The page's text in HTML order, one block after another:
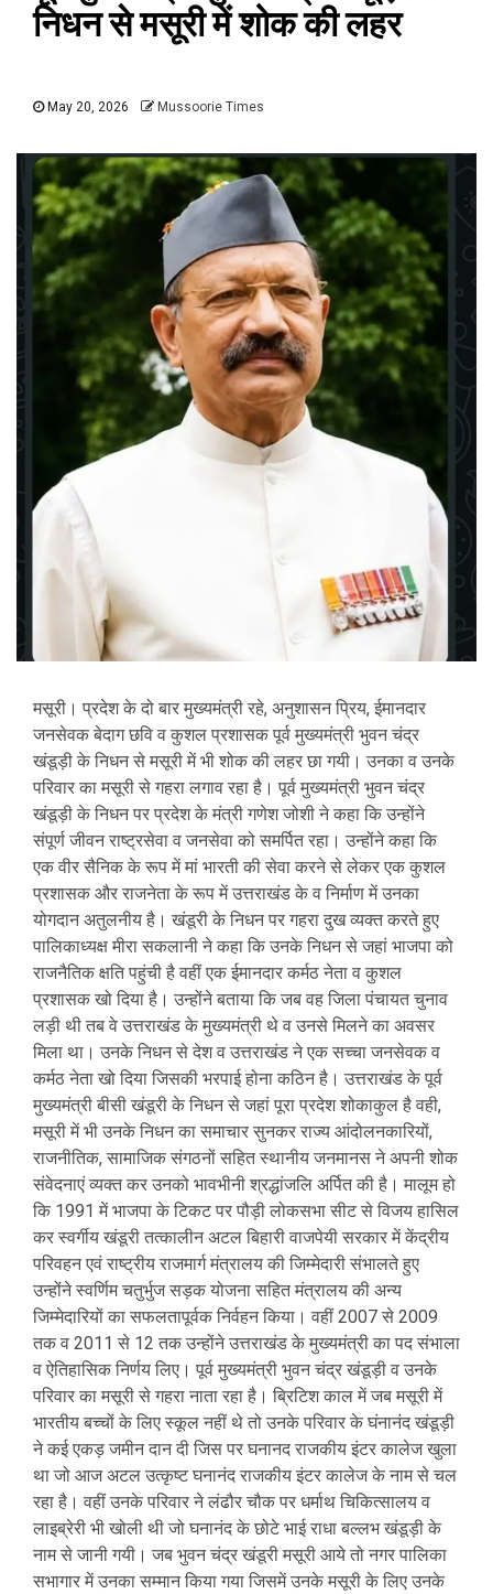
निधन से मसूरी में शोक की लहर
May 20, 2026 Mussoorie Times
मसूरी। प्रदेश के दो बार मुख्यमंत्री रहे, अनुशासन प्रिय, ईमानदार
जनसेवक बेदाग छवि व कुशल प्रशासक पूर्व मुख्यमंत्री भुवन चंद्र
खंडूड़ी के निधन से मसूरी में भी शोक की लहर छा गयी। उनका व उनके
परिवार का मसूरी से गहरा लगाव रहा है। पूर्व मुख्यमंत्री भुवन चंद्र
खंडूड़ी के निधन पर प्रदेश के मंत्री गणेश जोशी ने कहा कि उन्होंने
संपूर्ण जीवन राष्ट्रसेवा व जनसेवा को समर्पित रहा। उन्होंने कहा कि
एक वीर सैनिक के रूप में मां भारती की सेवा करने से लेकर एक कुशल
प्रशासक और राजनेता के रूप में उत्तराखंड के व निर्माण में उनका
योगदान अतुलनीय है। खंडूरी के निधन पर गहरा दुख व्यक्त करते हुए
पालिकाध्यक्ष मीरा सकलानी ने कहा कि उनके निधन से जहां भाजपा को
राजनैतिक क्षति पहुंची है वहीं एक ईमानदार कर्मठ नेता व कुशल
प्रशासक खो दिया है। उन्होंने बताया कि जब वह जिला पंचायत चुनाव
लड़ी थी तब वे उत्तराखंड के मुख्यमंत्री थे व उनसे मिलने का अवसर
मिला था। उनके निधन से देश व उत्तराखंड ने एक सच्चा जनसेवक व
कर्मठ नेता खो दिया जिसकी भरपाई होना कठिन है। उत्तराखंड के पूर्व
मुख्यमंत्री बीसी खंडूरी के निधन से जहां पूरा प्रदेश शोकाकुल है वही,
मसूरी में भी उनके निधन का समाचार सुनकर राज्य आंदोलनकारियों,
राजनीतिक, सामाजिक संगठनों सहित स्थानीय जनमानस ने अपनी शोक
संवेदनाएं व्यक्त कर उनको भावभीनी श्रद्धांजलि अर्पित की है। मालूम हो
कि 1991 में भाजपा के टिकट पर पौड़ी लोकसभा सीट से विजय हासिल
कर स्वर्गीय खंडूरी तत्कालीन अटल बिहारी वाजपेयी सरकार में केंद्रीय
परिवहन एवं राष्ट्रीय राजमार्ग मंत्रालय की जिम्मेदारी संभालते हुए
उन्होंने स्वर्णिम चतुर्भुज सड़क योजना सहित मंत्रालय की अन्य
जिम्मेदारियों का सफलतापूर्वक निर्वहन किया। वहीं 2007 से 2009
तक व 2011 से 12 तक उन्होंने उत्तराखंड के मुख्यमंत्री का पद संभाला
व ऐतिहासिक निर्णय लिए। पूर्व मुख्यमंत्री भुवन चंद्र खंडूड़ी व उनके
परिवार का मसूरी से गहरा नाता रहा है। ब्रिटिश काल में जब मसूरी में
भारतीय बच्चों के लिए स्कूल नहीं थे तो उनके परिवार के घंनानंद खंडूड़ी
ने कई एकड़ जमीन दान दी जिस पर घनानद राजकीय इंटर कालेज खुला
था जो आज अटल उत्कृष्ट घनानंद राजकीय इंटर कालेज के नाम से चल
रहा है। वहीं उनके परिवार ने लंढौर चौक पर धर्माथ चिकित्सालय व
लाइब्रेरी भी खोली थी जो घनानंद के छोटे भाई राधा बल्लभ खंडूड़ी के
नाम से जानी गयी। जब भुवन चंद्र खंडूरी मसूरी आये तो नगर पालिका
सभागार में उनका सम्मान किया गया जिसमें उनके मसूरी के लिए उनके